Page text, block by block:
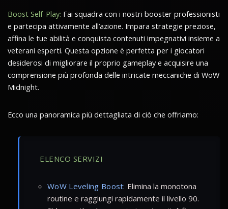
Boost Self-Play: Fai squadra con i nostri booster professionisti
e partecipa attivamente all’azione. Impara strategie preziose,
affina le tue abilità e conquista contenuti impegnativi insieme a
veterani esperti. Questa opzione è perfetta per i giocatori
desiderosi di migliorare il proprio gameplay e acquisire una
comprensione più profonda delle intricate meccaniche di WoW
Midnight.
Ecco una panoramica più dettagliata di ciò che offriamo:
ELENCO SERVIZI
WoW Leveling Boost: Elimina la monotona
routine e raggiungi rapidamente il livello 90.